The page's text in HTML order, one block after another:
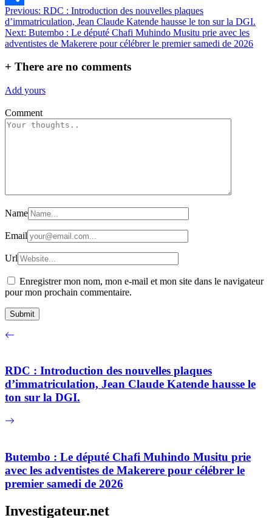
Partager
Navigation
de
l’article
Previous: RDC : Introduction des nouvelles plaques
d’immatriculation, Jean Claude Katende hausse le ton sur la DGI.
Next: Butembo : Le député Chafi Muhindo Musitu prie avec les
adventistes de Makerere pour célébrer le premier samedi de 2026
+ There are no comments
Add yours
Comment
Name
Email
Url
Enregistrer mon nom, mon e-mail et mon site dans le navigateur
pour mon prochain commentaire.
RDC : Introduction des nouvelles plaques
d’immatriculation, Jean Claude Katende hausse le
ton sur la DGI.
Butembo : Le député Chafi Muhindo Musitu prie
avec les adventistes de Makerere pour célébrer le
premier samedi de 2026
Investigateur.net